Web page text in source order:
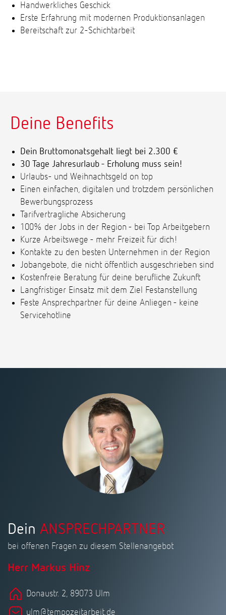
Handwerkliches Geschick
Erste Erfahrung mit modernen Produktionsanlagen
Bereitschaft zur 2-Schichtarbeit
Deine Benefits
Dein Bruttomonatsgehalt liegt bei 2.300 €
30 Tage Jahresurlaub - Erholung muss sein!
Urlaubs- und Weihnachtsgeld on top
Einen einfachen, digitalen und trotzdem persönlichen
Bewerbungsprozess
Tarifvertragliche Absicherung
100% der Jobs in der Region - bei Top Arbeitgebern
Kurze Arbeitswege - mehr Freizeit für dich!
Kontakte zu den besten Unternehmen in der Region
Jobangebote, die nicht öffentlich ausgeschrieben sind
Kostenfreie Beratung für deine berufliche Zukunft
Langfristiger Einsatz mit dem Ziel Festanstellung
Feste Ansprechpartner für deine Anliegen - keine
Servicehotline
Dein ANSPRECHPARTNER
bei offenen Fragen zu diesem Stellenangebot
Herr Markus Hinz
Donaustr. 2, 89073 Ulm
ulm@tempozeitarbeit.de